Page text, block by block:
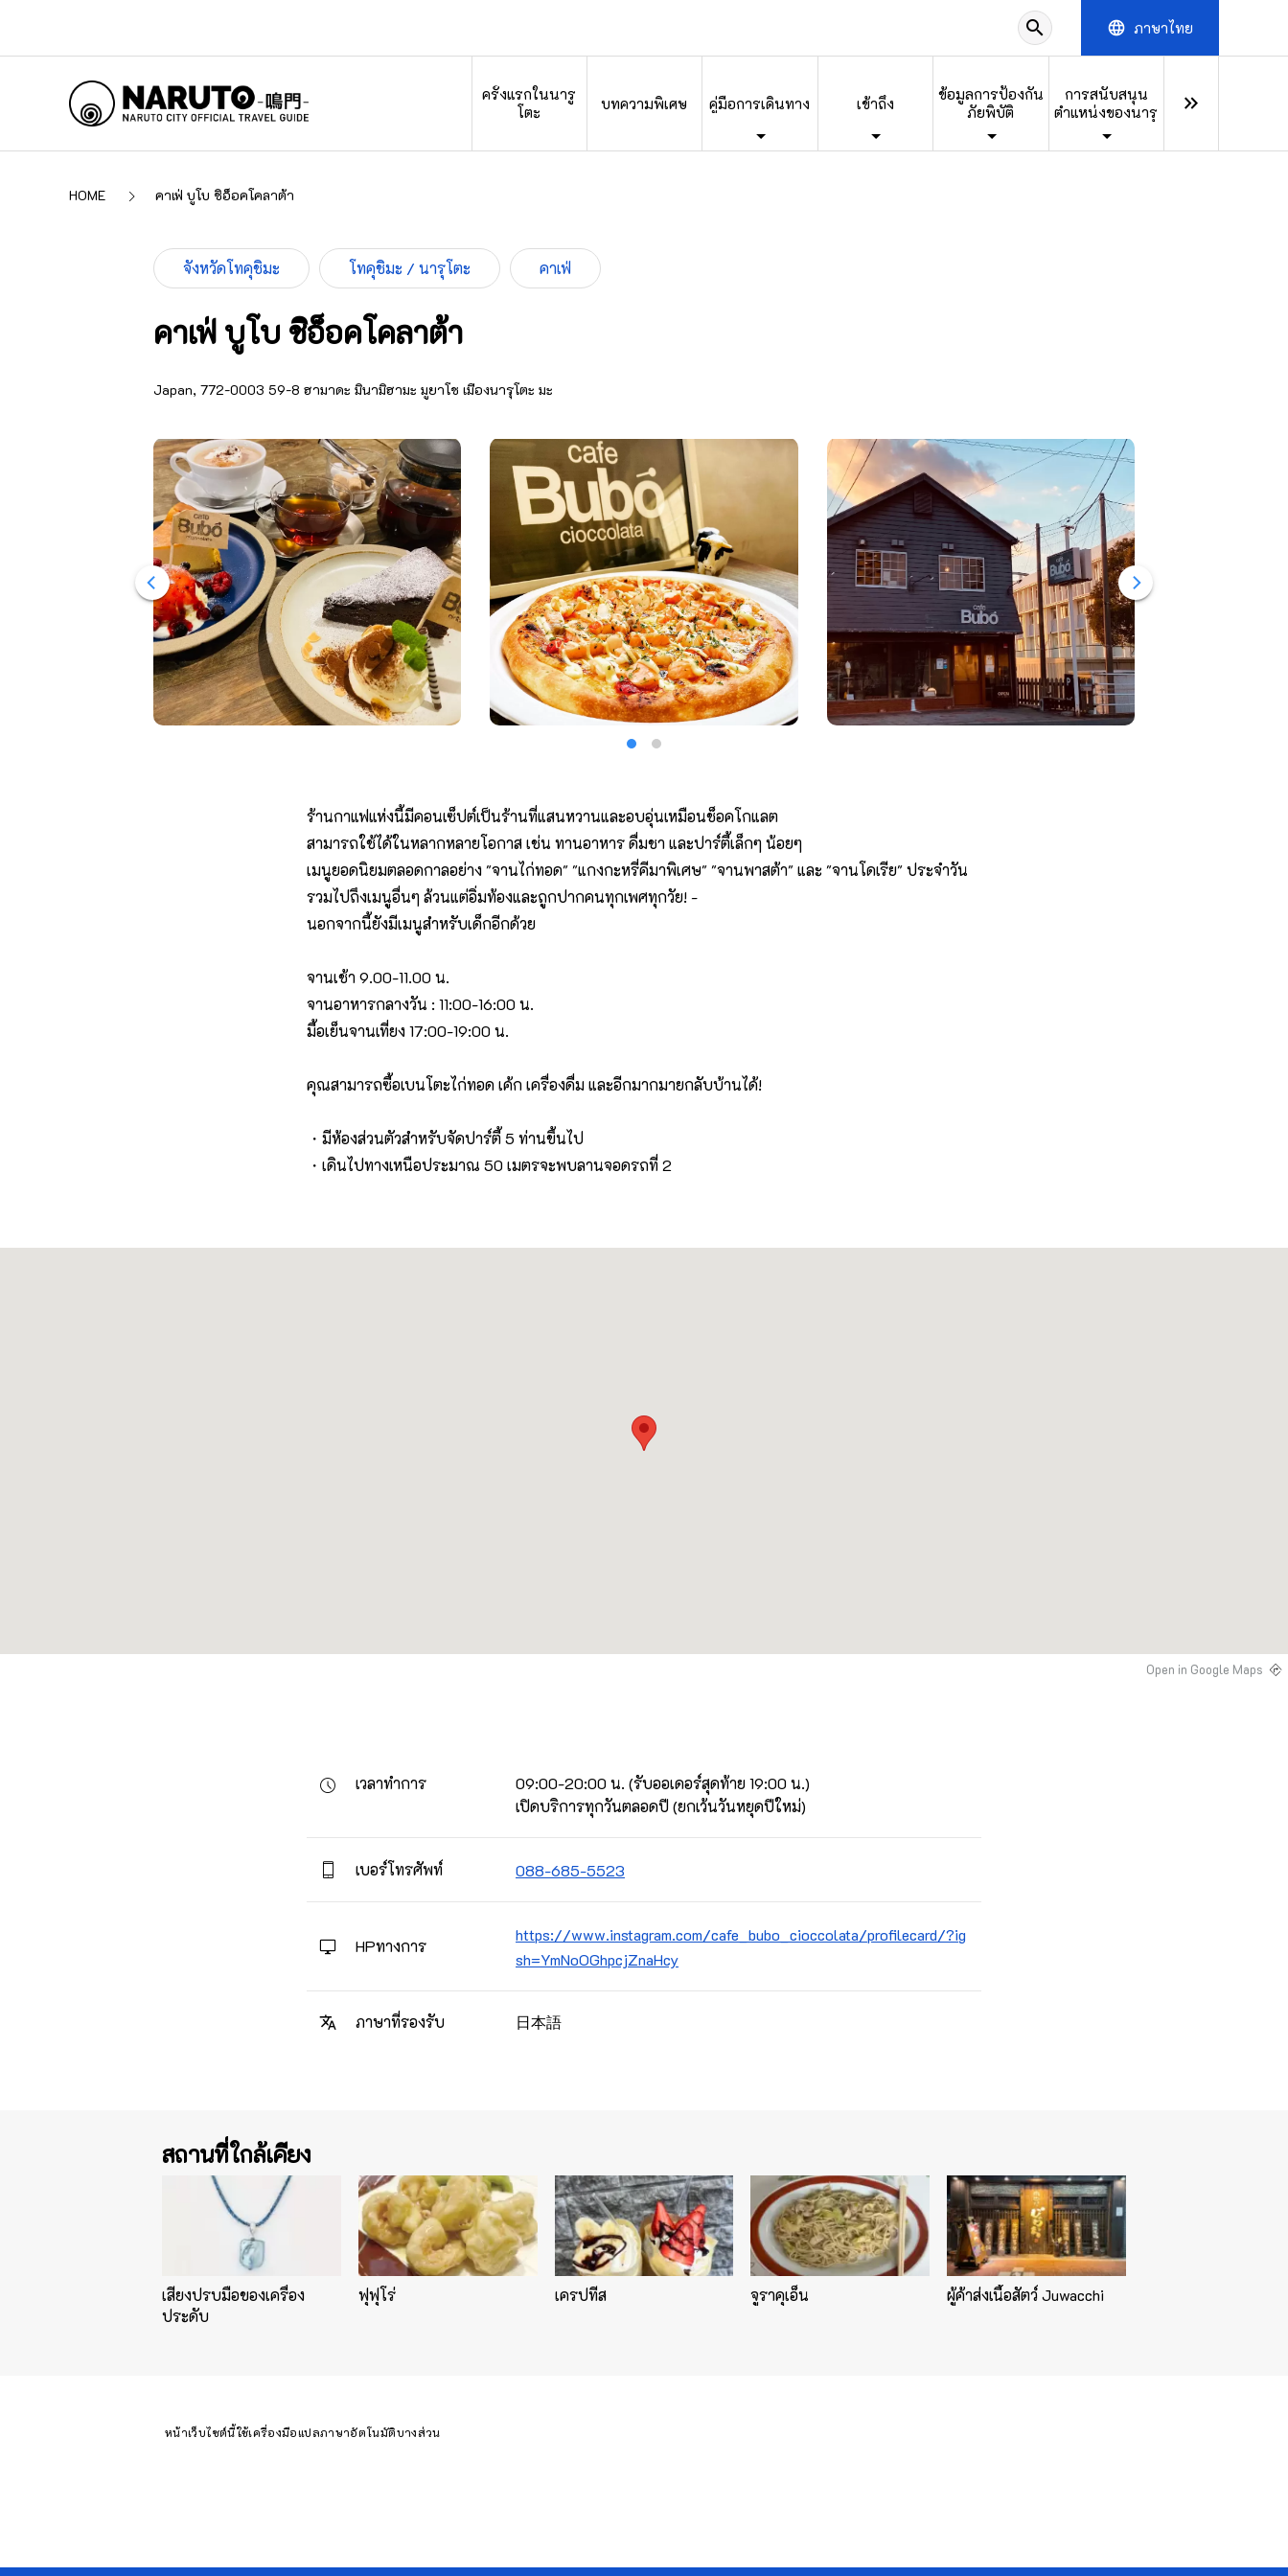
search language ภาษาไทย
ครั้งแรกในนารู
โตะ
บทความพิเศษ คู่มือการเดินทาง เข้าถึง
ข้อมูลการป้องกัน
ภัยพิบัติ
การสนับสนุน
ตำแหน่งของนารุ
keyboard_double_arrow_right
HOME คาเฟ่ บูโบ ชิอ็อคโคลาต้า
จังหวัดโทคุชิมะ โทคุชิมะ / นารุโตะ คาเฟ่
คาเฟ่ บูโบ ชิอ็อคโคลาต้า
Japan, 772-0003 59-8 ฮามาดะ มินามิฮามะ มูยาโช เมืองนารุโตะ มะ
ร้านกาแฟแห่งนี้มีคอนเซ็ปต์เป็นร้านที่แสนหวานและอบอุ่นเหมือนช็อคโกแลต
สามารถใช้ได้ในหลากหลายโอกาส เช่น ทานอาหาร ดื่มชา และปาร์ตี้เล็กๆ น้อยๆ
เมนูยอดนิยมตลอดกาลอย่าง "จานไก่ทอด" "แกงกะหรี่คีมาพิเศษ" "จานพาสต้า" และ "จานโดเรีย" ประจำวัน
รวมไปถึงเมนูอื่นๆ ล้วนแต่อิ่มท้องและถูกปากคนทุกเพศทุกวัย! -
นอกจากนี้ยังมีเมนูสำหรับเด็กอีกด้วย
จานเช้า 9.00-11.00 น.
จานอาหารกลางวัน : 11:00-16:00 น.
มื้อเย็นจานเที่ยง 17:00-19:00 น.
คุณสามารถซื้อเบนโตะไก่ทอด เค้ก เครื่องดื่ม และอีกมากมายกลับบ้านได้!
・มีห้องส่วนตัวสำหรับจัดปาร์ตี้ 5 ท่านขึ้นไป
・เดินไปทางเหนือประมาณ 50 เมตรจะพบลานจอดรถที่ 2
Open in Google Maps
เวลาทำการ
09:00-20:00 น. (รับออเดอร์สุดท้าย 19:00 น.)
เปิดบริการทุกวันตลอดปี (ยกเว้นวันหยุดปีใหม่)
เบอร์โทรศัพท์ 088-685-5523
HPทางการ
https://www.instagram.com/cafe_bubo_cioccolata/profilecard/?ig
sh=YmNoOGhpcjZnaHcy
ภาษาที่รองรับ 日本語
สถานที่ใกล้เคียง
เสียงปรบมือของเครื่อง
ประดับ
ฟุฟุโร่ เครปทีส จูราคุเอ็น ผู้ค้าส่งเนื้อสัตว์ Juwacchi
หน้าเว็บไซต์นี้ใช้เครื่องมือแปลภาษาอัตโนมัติบางส่วน